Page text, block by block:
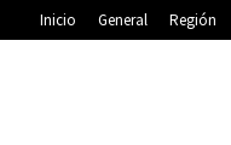
Inicio General Región